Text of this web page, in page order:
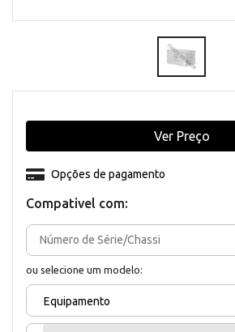
Compativel com:
ou selecione um modelo:
Equipamento
Opções de pagamento
Ver Preço